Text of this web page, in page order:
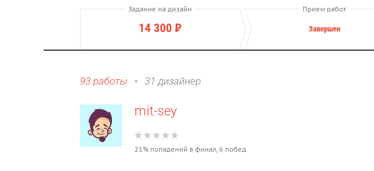
Задание на дизайн
14 300 Р
Прием работ
Завершен
93 работы • 31 дизайнер
mit-sey
21% попадений в финал, 6 побед